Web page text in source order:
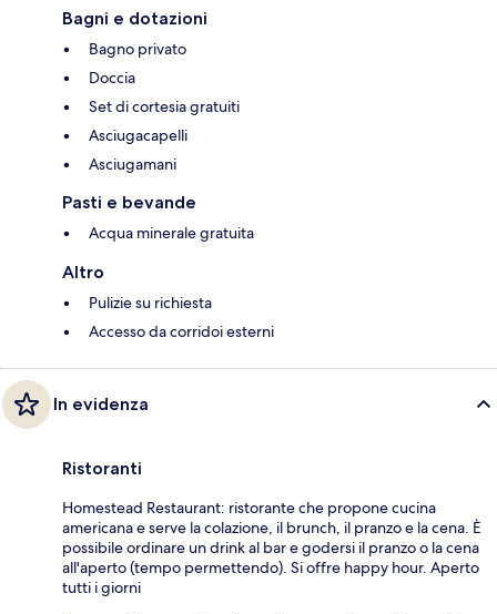
Bagni e dotazioni
Bagno privato
Doccia
Set di cortesia gratuiti
Asciugacapelli
Asciugamani
Pasti e bevande
Acqua minerale gratuita
Altro
Pulizie su richiesta
Accesso da corridoi esterni
In evidenza
Ristoranti
Homestead Restaurant: ristorante che propone cucina
americana e serve la colazione, il brunch, il pranzo e la cena. È
possibile ordinare un drink al bar e godersi il pranzo o la cena
all'aperto (tempo permettendo). Si offre happy hour. Aperto
tutti i giorni